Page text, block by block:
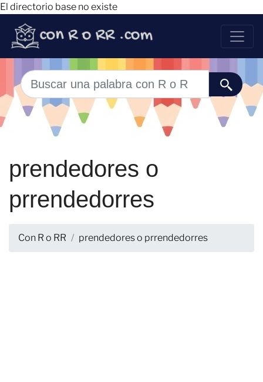
El directorio base no existe
prendedores o
prrendedorres
Con R o RR prendedores o prrendedorres